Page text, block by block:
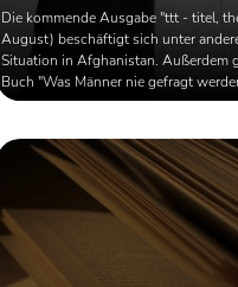
Die kommende Ausgabe "ttt - titel,
August) beschäftigt sich unter
Situation in Afghanistan. Außerdem
Buch "Was Männer nie gefragt
des Thomas Mann-Romans
Kehlmann das Drehbuch schrieb.